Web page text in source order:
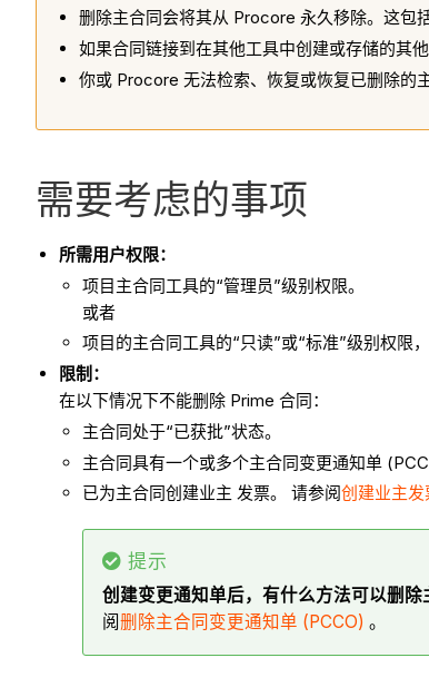
删除主合同会将其从 Procore 永久移除。这包
如果合同链接到在其他工具中创建或存储的其
你或 Procore 无法检索、恢复或恢复已删除的主
需要考虑的事项
所需用户权限：
项目主合同工具的“管理员”级别权限。
或者
项目的主合同工具的“只读”或“标准”级别权限
限制：
在以下情况下不能删除 Prime 合同：
主合同处于“已获批”状态。
主合同具有一个或多个主合同变更通知单
已为主合同创建业主 发票。 请参阅创建业主发
提示
创建变更通知单后，有什么方法可以删除
阅 删除主合同变更通知单 (PCCO) 。